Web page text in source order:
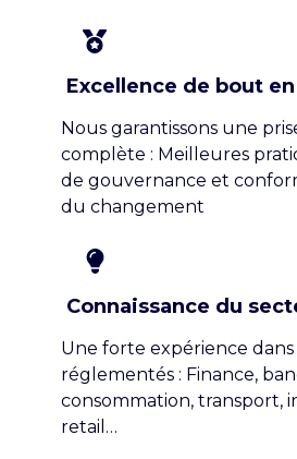
Excellence de bout
Nous garantissons une
complète : Meilleures
de gouvernance et
du changement
Connaissance du
Une forte expérience
réglementés : Finance,
consommation, transport,
retail…